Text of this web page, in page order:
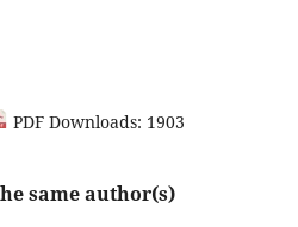
PDF Downloads: 1903
same author(s)